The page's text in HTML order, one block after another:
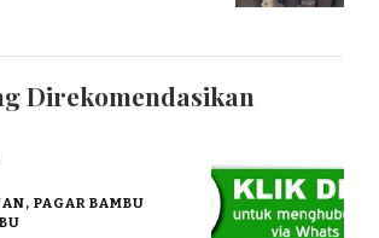
Direkomendasikan
PAGAR BAMBU